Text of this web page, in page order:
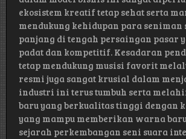
ekosistem kreatif tetap sehat serta
mendukung kehidupan para seniman
panjang di tengah persaingan pasar
padat dan kompetitif. Kesadaran
tetap mendukung musisi favorit
resmi juga sangat krusial dalam
industri ini terus tumbuh serta
baru yang berkualitas tinggi dengan
yang mampu memberikan warna
sejarah perkembangan seni suara